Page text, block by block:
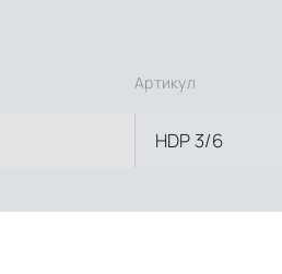
Артикул
HDP 3/6